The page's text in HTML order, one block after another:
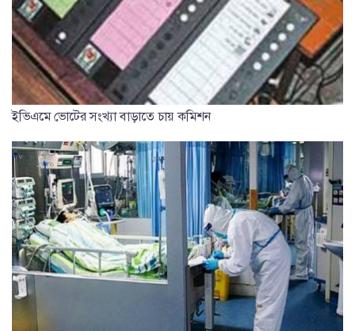
ইভিএমে ভোটের সংখ্যা বাড়াতে চায় কমিশন